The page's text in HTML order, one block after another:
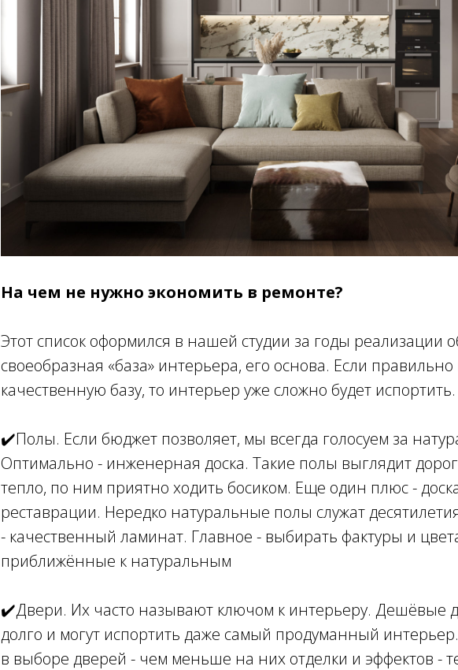
На чем не нужно экономить в ремонте?
Этот список оформился в нашей студии за годы реализации
своеобразная «база» интерьера, его основа. Если
качественную базу, то интерьер уже сложно будет испортить.
✔️Полы. Если бюджет позволяет, мы всегда голосуем за
Оптимально - инженерная доска. Такие полы выглядит
тепло, по ним приятно ходить босиком. Еще один плюс -
реставрации. Нередко натуральные полы служат
- качественный ламинат. Главное - выбирать фактуры и
приближённые к натуральным
✔️Двери. Их часто называют ключом к интерьеру. Дешёвые
долго и могут испортить даже самый продуманный
в выборе дверей - чем меньше на них отделки и эффектов -